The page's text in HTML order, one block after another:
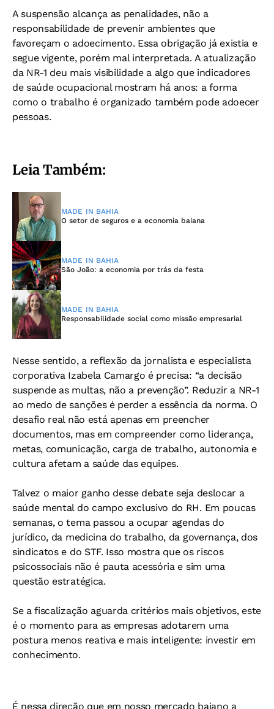
A suspensão alcança as penalidades, não a
responsabilidade de prevenir ambientes que
favoreçam o adoecimento. Essa obrigação já existia e
segue vigente, porém mal interpretada. A atualização
da NR-1 deu mais visibilidade a algo que indicadores
de saúde ocupacional mostram há anos: a forma
como o trabalho é organizado também pode adoecer
pessoas.
Leia Também:
MADE IN BAHIA
O setor de seguros e a economia baiana
MADE IN BAHIA
São João: a economia por trás da festa
MADE IN BAHIA
Responsabilidade social como missão empresarial
Nesse sentido, a reflexão da jornalista e especialista
corporativa Izabela Camargo é precisa: “a decisão
suspende as multas, não a prevenção”. Reduzir a NR-1
ao medo de sanções é perder a essência da norma. O
desafio real não está apenas em preencher
documentos, mas em compreender como liderança,
metas, comunicação, carga de trabalho, autonomia e
cultura afetam a saúde das equipes.
Talvez o maior ganho desse debate seja deslocar a
saúde mental do campo exclusivo do RH. Em poucas
semanas, o tema passou a ocupar agendas do
jurídico, da medicina do trabalho, da governança, dos
sindicatos e do STF. Isso mostra que os riscos
psicossociais não é pauta acessória e sim uma
questão estratégica.
Se a fiscalização aguarda critérios mais objetivos, este
é o momento para as empresas adotarem uma
postura menos reativa e mais inteligente: investir em
conhecimento.
É nessa direção que em nosso mercado baiano a